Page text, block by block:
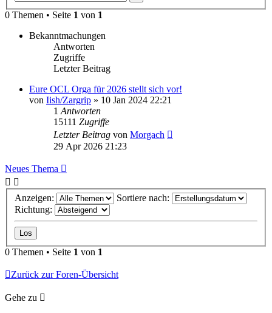
0 Themen • Seite 1 von 1
Bekanntmachungen
Antworten
Zugriffe
Letzter Beitrag
Eure OCL Orga für 2026 stellt sich vor!
von Iish/Zargrip » 10 Jan 2024 22:21
1 Antworten
15111 Zugriffe
Letzter Beitrag von Morgach
29 Apr 2026 21:23
Neues Thema
Anzeigen:
Sortiere nach:
Richtung:
0 Themen • Seite 1 von 1
Zurück zur Foren-Übersicht
Gehe zu